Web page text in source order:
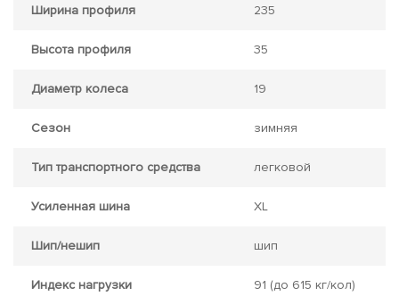
Ширина профиля 235
Высота профиля 35
Диаметр колеса 19
Сезон зимняя
Тип транспортного средства легковой
Усиленная шина XL
Шип/нешип шип
Индекс нагрузки 91 (до 615 кг/кол)